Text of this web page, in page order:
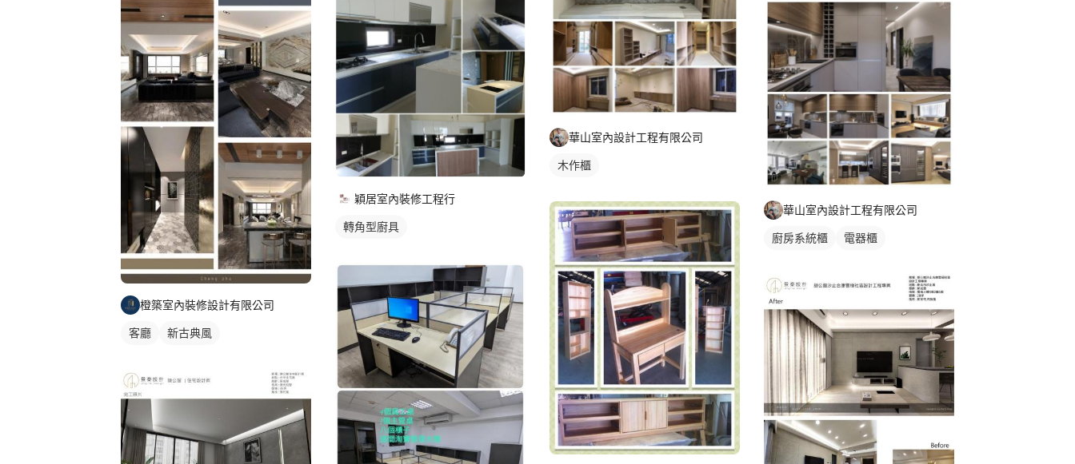
橙築室內裝修設計有限公司
客廳 新古典風
穎居室內裝修工程行
轉角型廚具
華山室內設計工程有限公司
木作櫃
華山室內設計工程有限公司
廚房系統櫃 電器櫃